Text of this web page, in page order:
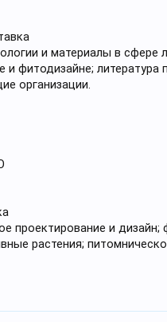
и материалы в сфере
и фитодизайне;
организации.
проектирование и
растения;